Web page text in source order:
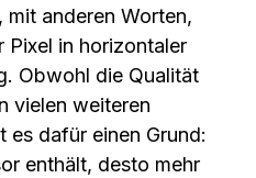
anderen Worten,
Pixel in horizontaler
Obwohl die Qualität
vielen weiteren
es dafür einen Grund:
enthält, desto mehr